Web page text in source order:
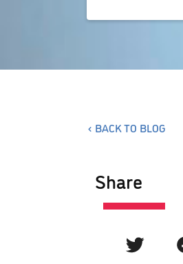
BACK TO BLOG
Share